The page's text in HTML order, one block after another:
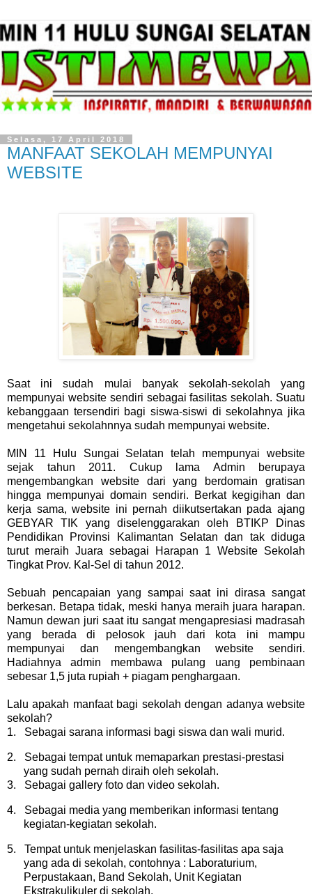
Selasa, 17 April 2018
MANFAAT SEKOLAH MEMPUNYAI
WEBSITE
Saat ini sudah mulai banyak sekolah-sekolah yang
mempunyai website sendiri sebagai fasilitas sekolah. Suatu
kebanggaan tersendiri bagi siswa-siswi di sekolahnya jika
mengetahui sekolahnnya sudah mempunyai website.
MIN 11 Hulu Sungai Selatan telah mempunyai website
sejak tahun 2011. Cukup lama Admin berupaya
mengembangkan website dari yang berdomain gratisan
hingga mempunyai domain sendiri. Berkat kegigihan dan
kerja sama, website ini pernah diikutsertakan pada ajang
GEBYAR TIK yang diselenggarakan oleh BTIKP Dinas
Pendidikan Provinsi Kalimantan Selatan dan tak diduga
turut meraih Juara sebagai Harapan 1 Website Sekolah
Tingkat Prov. Kal-Sel di tahun 2012.
Sebuah pencapaian yang sampai saat ini dirasa sangat
berkesan. Betapa tidak, meski hanya meraih juara harapan.
Namun dewan juri saat itu sangat mengapresiasi madrasah
yang berada di pelosok jauh dari kota ini mampu
mempunyai dan mengembangkan website sendiri.
Hadiahnya admin membawa pulang uang pembinaan
sebesar 1,5 juta rupiah + piagam penghargaan.
Lalu apakah manfaat bagi sekolah dengan adanya website
sekolah?
1.
Sebagai sarana informasi bagi siswa dan wali murid.
2.
Sebagai tempat untuk memaparkan prestasi-prestasi
yang sudah pernah diraih oleh sekolah.
3.
Sebagai gallery foto dan video sekolah.
4.
Sebagai media yang memberikan informasi tentang
kegiatan-kegiatan sekolah.
5.
Tempat untuk menjelaskan fasilitas-fasilitas apa saja
yang ada di sekolah, contohnya : Laboraturium,
Perpustakaan, Band Sekolah, Unit Kegiatan
Ekstrakulikuler di sekolah.